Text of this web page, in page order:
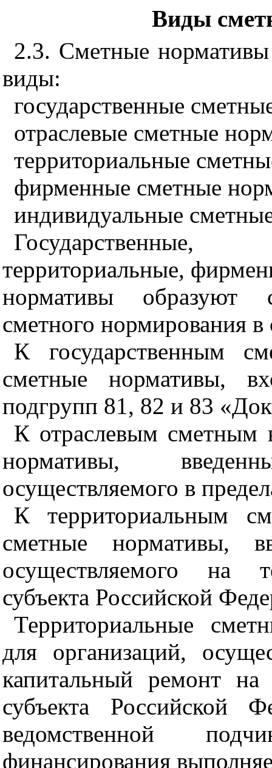
Виды
2.3. Сметные
виды:
государственные
отраслевые сметные
территориальные
фирменные сметные
индивидуальные
Государственные,
территориальные,
нормативы образуют
сметного нормирования в
К государственным
сметные нормативы,
подгрупп 81, 82 и 83
К отраслевым сметным
нормативы,
осуществляемого в
К территориальным
сметные нормативы,
осуществляемого на
субъекта Российской
Территориальные
для организаций,
капитальный ремонт на
субъекта Российской
ведомственной
финансирования